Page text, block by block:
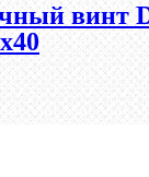
винт